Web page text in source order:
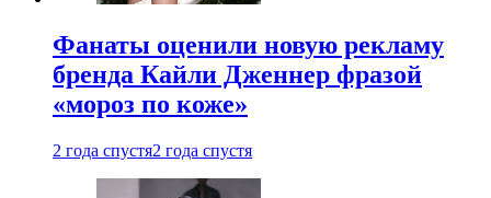
Фанаты оценили новую рекламу
бренда Кайли Дженнер фразой
«мороз по коже»
2 года спустя2 года спустя